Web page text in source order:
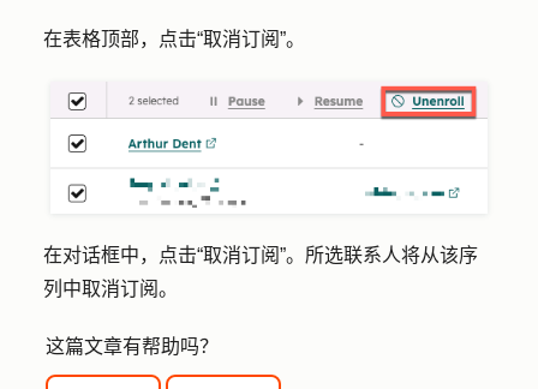
在表格顶部，点击“取消订阅”。
在对话框中，点击“取消订阅”。所选联系人将从该序
列中取消订阅。
这篇文章有帮助吗？